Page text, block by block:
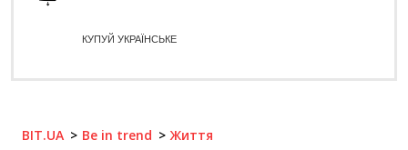
КУПУЙ УКРАЇНСЬКЕ
BIT.UA Be in trend Життя